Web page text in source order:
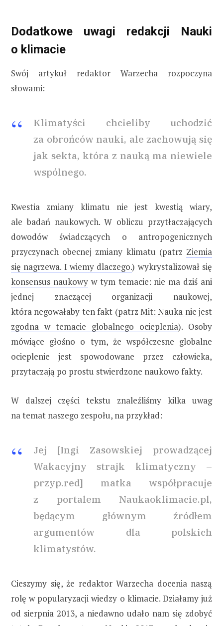
Dodatkowe uwagi redakcji Nauki
o klimacie
Swój artykuł redaktor Warzecha rozpoczyna
słowami:
Klimatyści chcieliby uchodzić
za obrońców nauki, ale zachowują się
jak sekta, która z nauką ma niewiele
wspólnego.
Kwestia zmiany klimatu nie jest kwestią wiary,
ale badań naukowych. W obliczu przytłaczających
dowodów świadczących o antropogenicznych
przyczynach obecnej zmiany klimatu (patrz Ziemia
się nagrzewa. I wiemy dlaczego.) wykrystalizował się
konsensus naukowyw tym temacie: nie ma dziś ani
jednej znaczącej organizacji naukowej,
która negowałaby ten fakt (patrz Mit: Nauka nie jest
zgodna w temacie globalnego ocieplenia). Osoby
mówiące głośno o tym, że współczesne globalne
ocieplenie jest spowodowane przez człowieka,
przytaczają po prostu stwierdzone naukowo fakty.
W dalszej części tekstu znaleźliśmy kilka uwag
na temat naszego zespołu, na przykład:
Jej [Ingi Zasowskiej prowadzącej
Wakacyjny strajk klimatyczny –
przyp.red] matka współpracuje
z portalem Naukaoklimacie.pl,
będącym głównym źródłem
argumentów dla polskich
klimatystów.
Cieszymy się, że redaktor Warzecha docenia naszą
rolę w popularyzacji wiedzy o klimacie. Działamy już
od sierpnia 2013, a niedawno udało nam się zdobyć